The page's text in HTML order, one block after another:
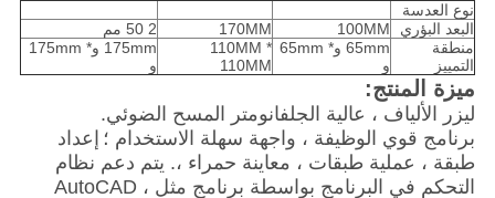
نوع العدسة
البعد البؤري
100MM
170MM
2 50 مم
منطقة
التمييز
65mm و* 65mm
و
110MM *
110MM
175mm و* 175mm
و
ميزة المنتج:
ليزر الألياف ، عالية الجلفانومتر المسح الضوئي.
برنامج قوي الوظيفة ، واجهة سهلة الاستخدام ؛ إعداد
طبقة ، عملية طبقات ، معاينة حمراء ،. يتم دعم نظام
التحكم في البرنامج بواسطة برنامج مثل AutoCAD ،